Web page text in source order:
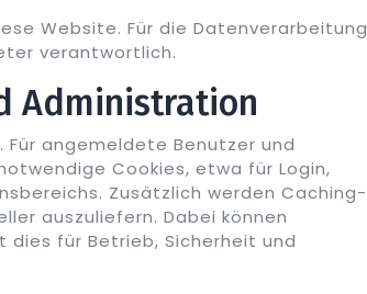
Website. Für die Datenverarbeitung
verantwortlich.
Administration
angemeldete Benutzer und
Cookies, etwa für Login,
Zusätzlich werden Caching-
auszuliefern. Dabei können
für Betrieb, Sicherheit und